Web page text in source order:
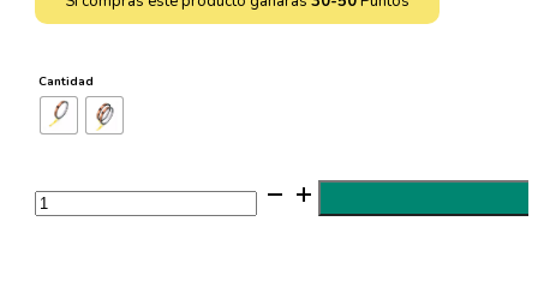
$5.000
Cantidad
Cinta
Térmica
para